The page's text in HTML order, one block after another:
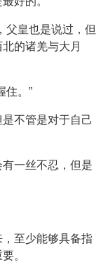
父皇也是说过，但
的诸羌与大月
住。”
不管是对于自己
一丝不忍，但是
至少能够具备指
。